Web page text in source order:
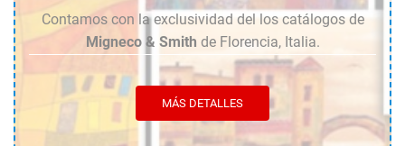
Contamos con la exclusividad del los catálogos de
Migneco & Smith de Florencia, Italia.
MÁS DETALLES